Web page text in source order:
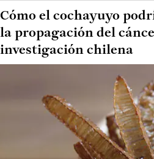
Cómo el cochayuyo
la propagación del
investigación chilena